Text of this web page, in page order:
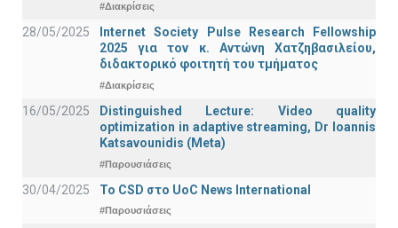
#Διακρίσεις
28/05/2025
Internet Society Pulse Research Fellowship
2025 για τον κ. Αντώνη Χατζηβασιλείου,
διδακτορικό φοιτητή του τμήματος
#Διακρίσεις
16/05/2025
Distinguished Lecture: Video quality
optimization in adaptive streaming, Dr Ioannis
Katsavounidis (Meta)
#Παρουσιάσεις
30/04/2025 To CSD στο UoC News International
#Παρουσιάσεις